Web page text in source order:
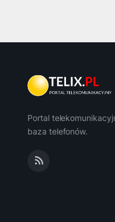
Portal
baza telefonów.